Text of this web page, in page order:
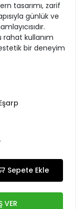
tasarımı, zarif
günlük ve
kullanım
bir deneyim
Sepete Ekle
VER